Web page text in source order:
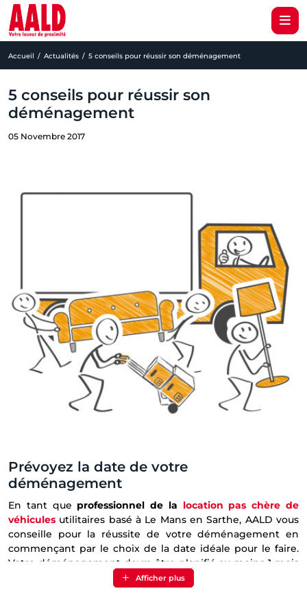
Accueil Actualités 5 conseils pour réussir son déménagement
5 conseils pour réussir son
déménagement
05 Novembre 2017
Prévoyez la date de votre
déménagement
En tant que professionnel de la location pas chère de
véhicules utilitaires basé à Le Mans en Sarthe, AALD vous
conseille pour la réussite de votre déménagement en
commençant par le choix de la date idéale pour le faire.
Votre déménagement devra être planifié au moins 1 mois
avant le jour J. De ce fait, vous aurez le temps de faire
appel à votre entourage pour un coup de main, mais aussi
Afficher plus